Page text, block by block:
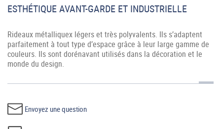
Generador de precios CYPE
Téléchargements
Blog
Contactez-nous
ESTHÉTIQUE AVANT-GARDE ET INDUSTRIELLE
Rideaux métalliquex légers et très polyvalents. Ils s’adaptent
parfaitement à tout type d’espace grâce à leur large gamme de
couleurs. Ils sont dorénavant utilisés dans la décoration et le
monde du design.
Envoyez une question